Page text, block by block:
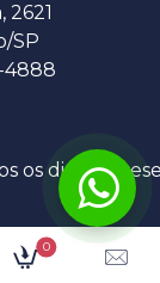
2621
SP
4888
os direitos
0